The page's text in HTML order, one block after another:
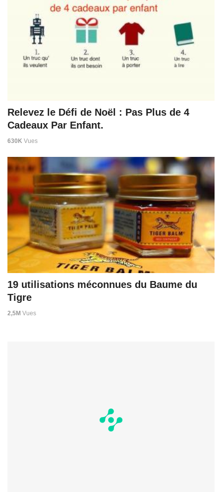
Relevez le Défi de Noël : Pas Plus de 4
Cadeaux Par Enfant.
630K Vues
19 utilisations méconnues du Baume du
Tigre
2,5M Vues